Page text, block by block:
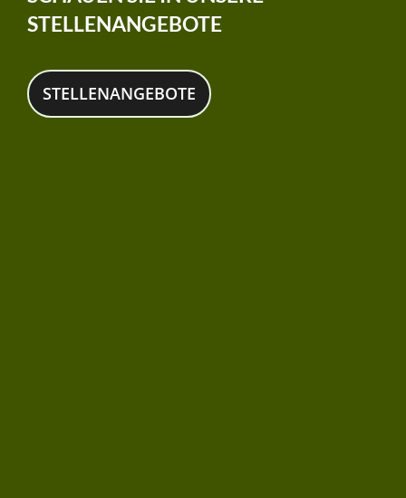
STELLENANGEBOTE
STELLENANGEBOTE